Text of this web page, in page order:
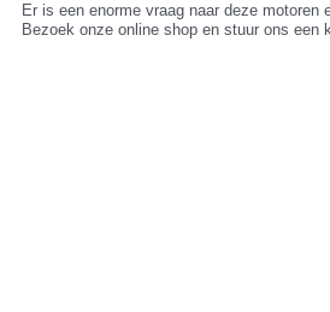
Er is een enorme vraag naar deze
Bezoek onze online shop en stuur ons